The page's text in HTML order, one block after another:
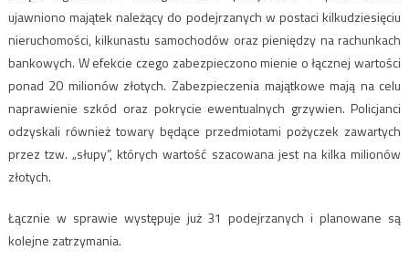
ujawniono majątek należący do podejrzanych w postaci kilkudziesięciu
nieruchomości, kilkunastu samochodów oraz pieniędzy na rachunkach
bankowych. W efekcie czego zabezpieczono mienie o łącznej wartości
ponad 20 milionów złotych. Zabezpieczenia majątkowe mają na celu
naprawienie szkód oraz pokrycie ewentualnych grzywien. Policjanci
odzyskali również towary będące przedmiotami pożyczek zawartych
przez tzw. „słupy”, których wartość szacowana jest na kilka milionów
złotych.
Łącznie w sprawie występuje już 31 podejrzanych i planowane są
kolejne zatrzymania.